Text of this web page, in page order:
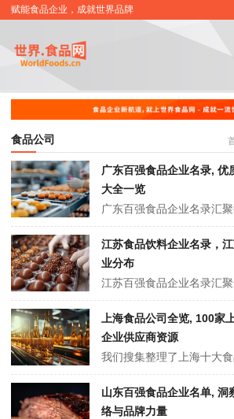
赋能食品企业，成就世界品牌
食品公司
广东百强食品企业名录, 优
大全一览
江苏食品饮料企业名录，
业分布
上海食品公司全览, 100家
企业供应商资源
山东百强食品企业名单, 洞
络与品牌力量